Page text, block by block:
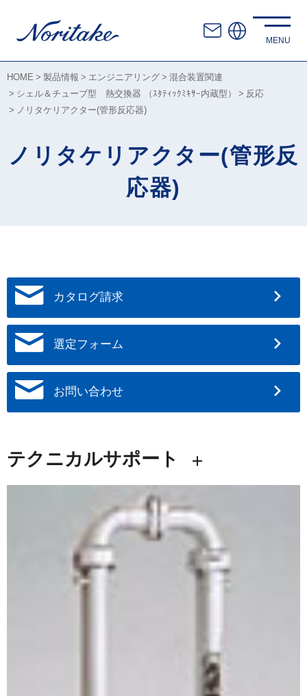
HOME 製品情報 エンジニアリング
混合装置関連
シェル＆チューブ型 熱交換器 （ｽﾀﾃｨｯｸﾐｷｻｰ内蔵型）
反応
ノリタケリアクター(管形反応器)
ノリタケリアクター(管形反
応器)
カタログ請求
選定フォーム
お問い合わせ
テクニカルサポート